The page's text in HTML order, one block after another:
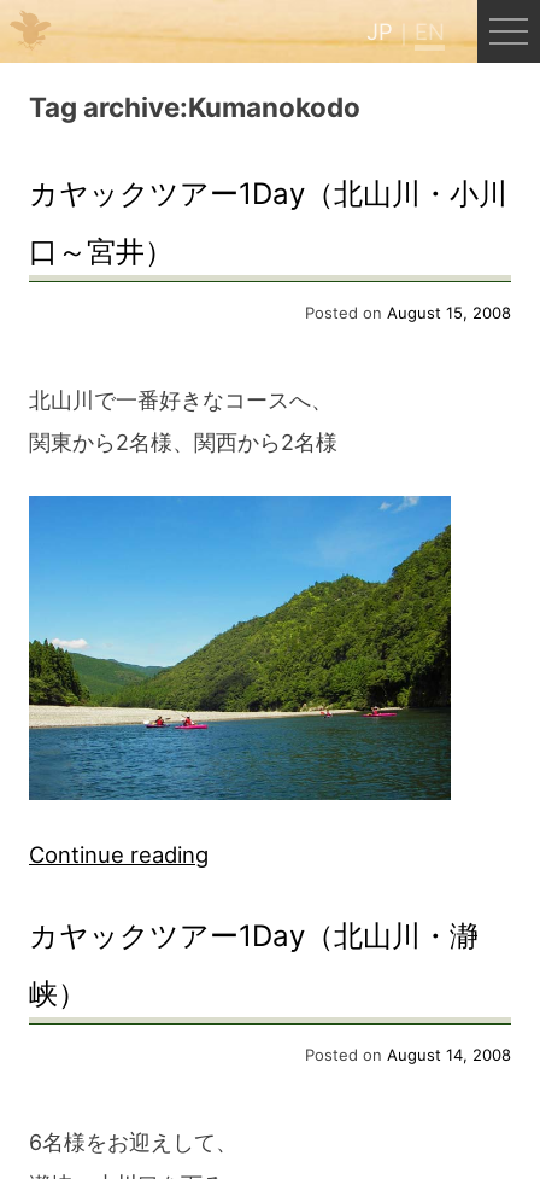
JP EN
Menu
EN
HOME
Kumano Backpackers
Tag archive:Kumanokodo
カヤックツアー1Day（北山川・小川
口～宮井）
Posted on August 15, 2008
北山川で一番好きなコースへ、
関東から2名様、関西から2名様
Continue reading
ッ
ツ
1Day（北
カヤックツアー1Day（北山川・瀞
峡）
Posted on August 14, 2008
6名様をお迎えして、